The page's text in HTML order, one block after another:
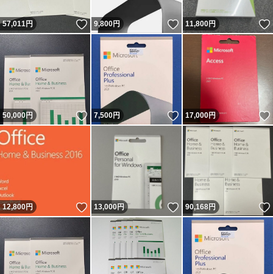
57,011円 いいね！
9,800円 いいね！
11,800円
50,000円 いいね！
7,500円 いいね！
17,000円
12,800円 いいね！
13,000円 いいね！
90,168円